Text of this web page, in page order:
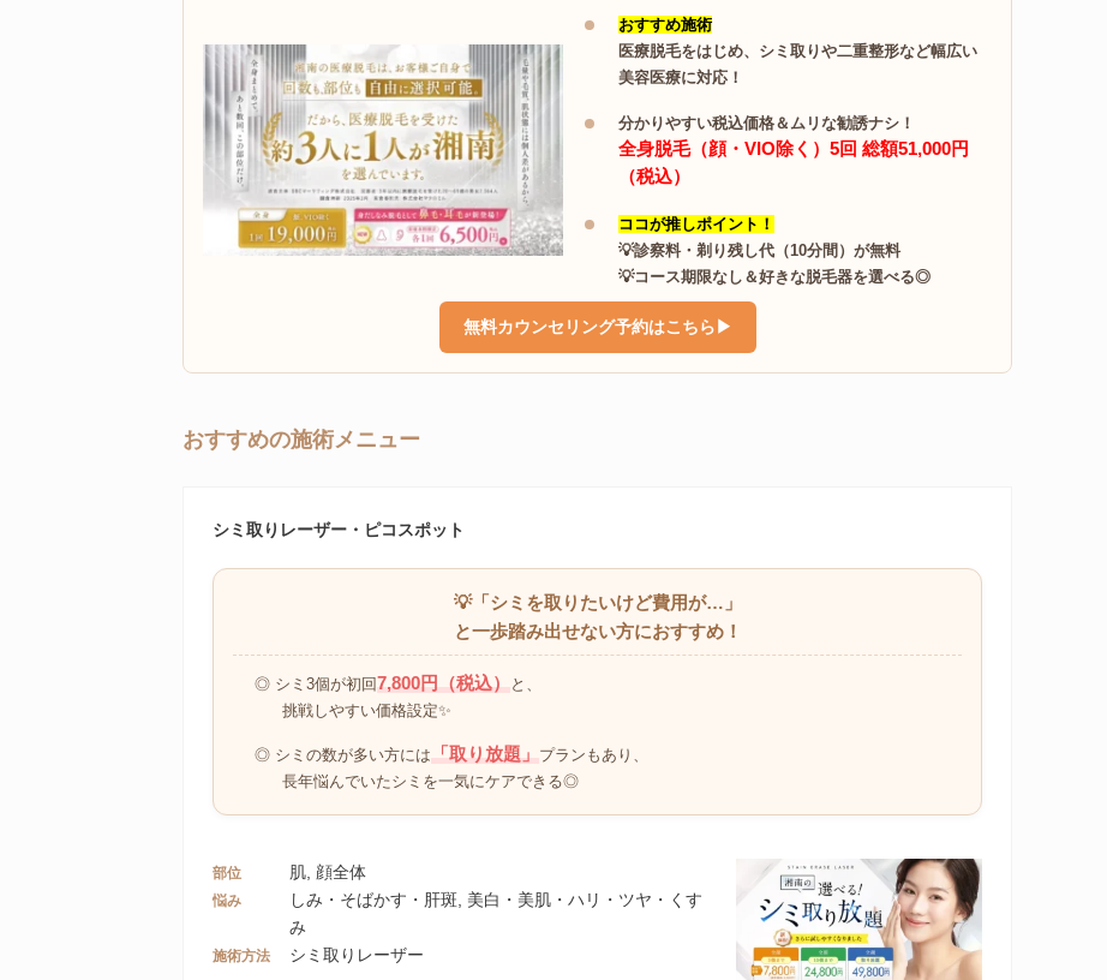
おすすめ施術
医療脱毛をはじめ、シミ取りや二重整形など幅広い
美容医療に対応！
分かりやすい税込価格＆ムリな勧誘ナシ！
全身脱毛（顔・VIO除く）5回 総額51,000円
（税込）
ココが推しポイント！
💡診察料・剃り残し代（10分間）が無料
💡コース期限なし＆好きな脱毛器を選べる◎
無料カウンセリング予約はこちら▶︎
おすすめの施術メニュー
シミ取りレーザー・ピコスポット
💡「シミを取りたいけど費用が…」
と一歩踏み出せない方におすすめ！
◎ シミ3個が初回7,800円（税込）と、
挑戦しやすい価格設定✨
◎ シミの数が多い方には「取り放題」プランもあり、
長年悩んでいたシミを一気にケアできる◎
部位 肌, 顔全体
悩み
しみ・そばかす・肝斑, 美白・美肌・ハリ・ツヤ・くす
み
施術方法 シミ取りレーザー